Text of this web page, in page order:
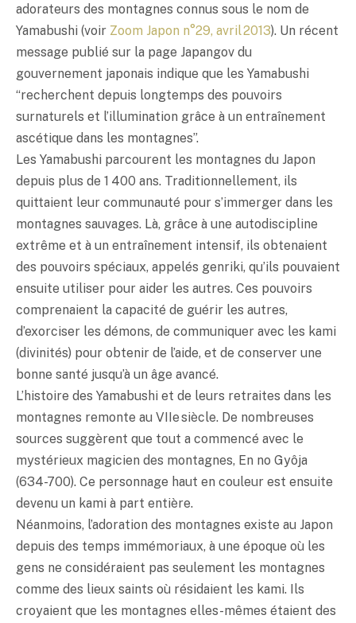
adorateurs des montagnes connus sous le nom de
Yamabushi (voir Zoom Japon n°29, avril 2013). Un récent
message publié sur la page Japangov du
gouvernement japonais indique que les Yamabushi
“recherchent depuis longtemps des pouvoirs
surnaturels et l’illumination grâce à un entraînement
ascétique dans les montagnes”.
Les Yamabushi parcourent les montagnes du Japon
depuis plus de 1 400 ans. Traditionnellement, ils
quittaient leur communauté pour s’immerger dans les
montagnes sauvages. Là, grâce à une autodiscipline
extrême et à un entraînement intensif, ils obtenaient
des pouvoirs spéciaux, appelés genriki, qu’ils pouvaient
ensuite utiliser pour aider les autres. Ces pouvoirs
comprenaient la capacité de guérir les autres,
d’exorciser les démons, de communiquer avec les kami
(divinités) pour obtenir de l’aide, et de conserver une
bonne santé jusqu’à un âge avancé.
L’histoire des Yamabushi et de leurs retraites dans les
montagnes remonte au VIIe siècle. De nombreuses
sources suggèrent que tout a commencé avec le
mystérieux magicien des montagnes, En no Gyôja
(634-700). Ce personnage haut en couleur est ensuite
devenu un kami à part entière.
Néanmoins, l’adoration des montagnes existe au Japon
depuis des temps immémoriaux, à une époque où les
gens ne considéraient pas seulement les montagnes
comme des lieux saints où résidaient les kami. Ils
croyaient que les montagnes elles-mêmes étaient des